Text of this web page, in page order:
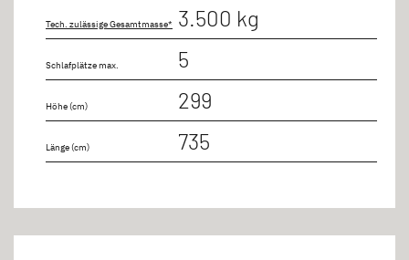
Queen-Bett
Sitzgruppe
Tech. zulässige Gesamtmasse* 3.500 kg
Schlafplätze max. 5
Höhe (cm) 299
Länge (cm) 735